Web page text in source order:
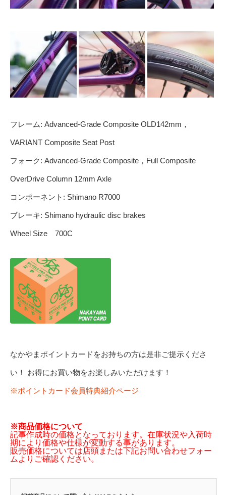
フレーム: Advanced-Grade Composite OLD142mm，
VARIANT Composite Seat Post
フォーク: Advanced-Grade Composite，Full Composite
OverDrive Column 12mm Axle
コンポーネント: Shimano R7000
ブレーキ: Shimano hydraulic disc brakes
Wheel Size 700C
なかやまポイントカードをお持ちの方は是非ご提示くださ
い！ お得にお買い物をお楽しみいただけます！
※ポイントカード会員特典紹介ページ
※商品価格について
記事作成時の価格となっております。在庫状況や入荷時
期により価格や仕様が変動する事があります。
販売価格については店頭または下記お問い合わせフォー
ムよりご確認ください。